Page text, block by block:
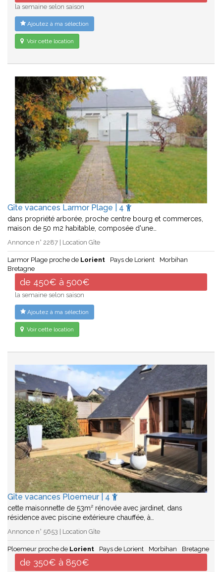
la semaine selon saison
Ajoutez à ma sélection
Voir cette location
Gîte vacances Larmor Plage | 4
dans propriété arborée, proche centre bourg et commerces,
maison de 50 m2 habitable, composée d'une…
Annonce n° 2287 | Location Gîte
Larmor Plage proche de Lorient Pays de Lorient
Morbihan
Bretagne
de 450€ à 500€
la semaine selon saison
Ajoutez à ma sélection
Voir cette location
Gîte vacances Ploemeur | 4
cette maisonnette de 53m² rénovée avec jardinet, dans
résidence avec piscine extérieure chauffée, à…
Annonce n° 5653 | Location Gîte
Ploemeur proche de Lorient Pays de Lorient Morbihan Bretagne
de 350€ à 850€